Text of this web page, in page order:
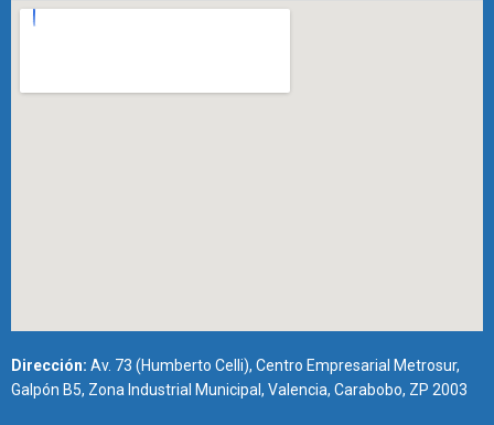
Dirección: Av. 73 (Humberto Celli), Centro Empresarial Metrosur,
Galpón B5, Zona Industrial Municipal, Valencia, Carabobo, ZP 2003